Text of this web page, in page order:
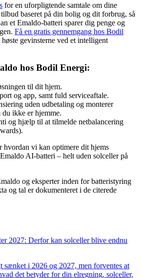
for en uforpligtende samtale om dine
baseret på din bolig og dit forbrug, så
et Emaldo-batteri sparer dig penge og
Få en gratis gennemgang hos Bodil
gevinsterne ved et intelligent
hos Bodil Energi:
til dit hjem.
og app, samt fuld serviceaftale.
uden udbetaling og monterer
ikke er hjemme.
og hjælp til at tilmelde netbalancering
hvordan vi kan optimere dit hjems
AI-batteri – helt uden solceller på
og eksperter inden for batteristyring
og tal er dokumenteret i de citerede
2027: Derfor kan solceller blive endnu
sænket i 2026 og 2027, men forventes at
det betyder for din elregning, solceller,